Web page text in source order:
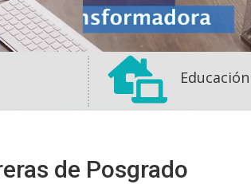

de Posgrado